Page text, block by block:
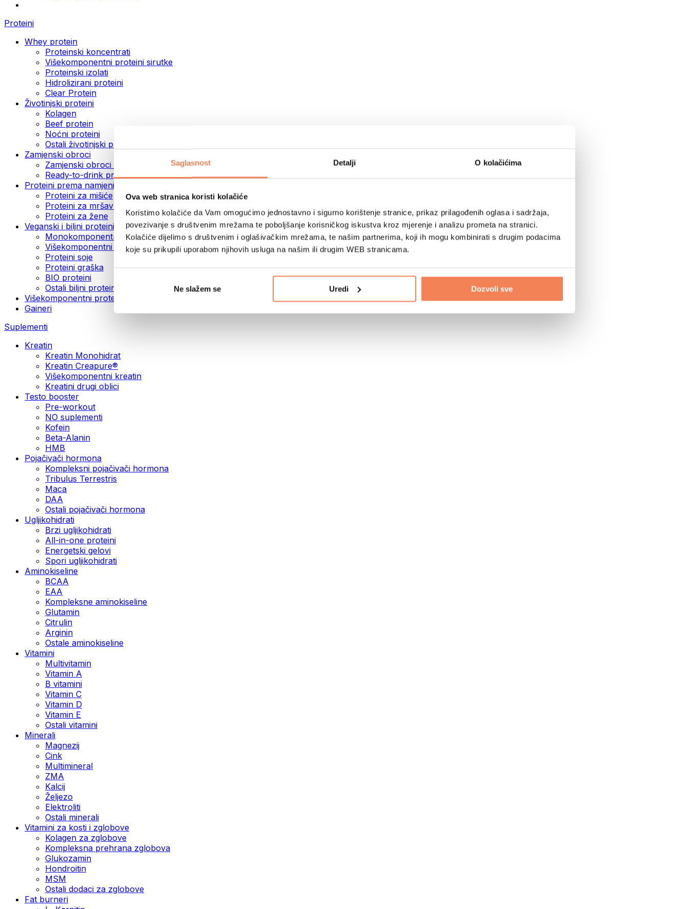
Saglasnost Detalji O kolačićima
Ova web stranica koristi kolačiće
Koristimo kolačiće da Vam omogućimo jednostavno i sigurno korištenje stranice, prikaz prilagođenih oglasa i sadržaja,
povezivanje s društvenim mrežama te poboljšanje korisničkog iskustva kroz mjerenje i analizu prometa na stranici.
Kolačiće dijelimo s društvenim i oglašivačkim mrežama, te našim partnerima, koji ih mogu kombinirati s drugim podacima
koje su prikupili uporabom njihovih usluga na našim ili drugim WEB stranicama.
Ne slažem se Uredi Dozvoli sve
Proteini
Whey protein
Proteinski koncentrati
Višekomponentni proteini sirutke
Proteinski izolati
Hidrolizirani proteini
Clear Protein
Životinjski proteini
Kolagen
Beef protein
Noćni proteini
Ostali životinjski proteini
Zamjenski obroci
Zamjenski obroci u prahu
Ready-to-drink proteinski napici
Proteini prema namjeni
Proteini za mišiće
Proteini za mršavljenje
Proteini za žene
Veganski i biljni proteini
Monokomponentni veganski proteini
Višekomponentni veganski proteini
Proteini soje
Proteini graška
BIO proteini
Ostali biljni proteini
Višekomponentni protein
Gaineri
Suplementi
Kreatin
Kreatin Monohidrat
Kreatin Creapure®
Višekomponentni kreatin
Kreatini drugi oblici
Testo booster
Pre-workout
NO suplementi
Kofein
Beta-Alanin
HMB
Pojačivači hormona
Kompleksni pojačivači hormona
Tribulus Terrestris
Maca
DAA
Ostali pojačivači hormona
Ugljikohidrati
Brzi ugljikohidrati
All-in-one proteini
Energetski gelovi
Spori ugljikohidrati
Aminokiseline
BCAA
EAA
Kompleksne aminokiseline
Glutamin
Citrulin
Arginin
Ostale aminokiseline
Vitamini
Multivitamin
Vitamin A
B vitamini
Vitamin C
Vitamin D
Vitamin E
Ostali vitamini
Minerali
Magnezij
Cink
Multimineral
ZMA
Kalcij
Željezo
Elektroliti
Ostali minerali
Vitamini za kosti i zglobove
Kolagen za zglobove
Kompleksna prehrana zglobova
Glukozamin
Hondroitin
MSM
Ostali dodaci za zglobove
Fat burneri